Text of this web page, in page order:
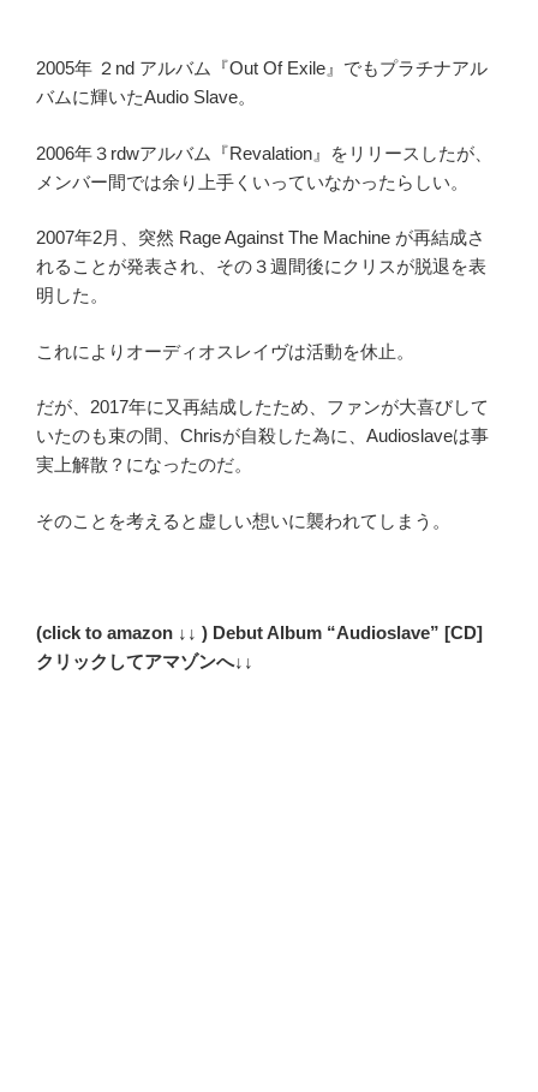
2005年 ２nd アルバム『Out Of Exile』でもプラチナアル
バムに輝いたAudio Slave。
2006年３rdwアルバム『Revalation』をリリースしたが、
メンバー間では余り上手くいっていなかったらしい。
2007年2月、突然 Rage Against The Machine が再結成さ
れることが発表され、その３週間後にクリスが脱退を表
明した。
これによりオーディオスレイヴは活動を休止。
だが、2017年に又再結成したため、ファンが大喜びして
いたのも束の間、Chrisが自殺した為に、Audioslaveは事
実上解散？になったのだ。
そのことを考えると虚しい想いに襲われてしまう。
(click to amazon ↓↓ ) Debut Album “Audioslave” [CD]
クリックしてアマゾンへ↓↓